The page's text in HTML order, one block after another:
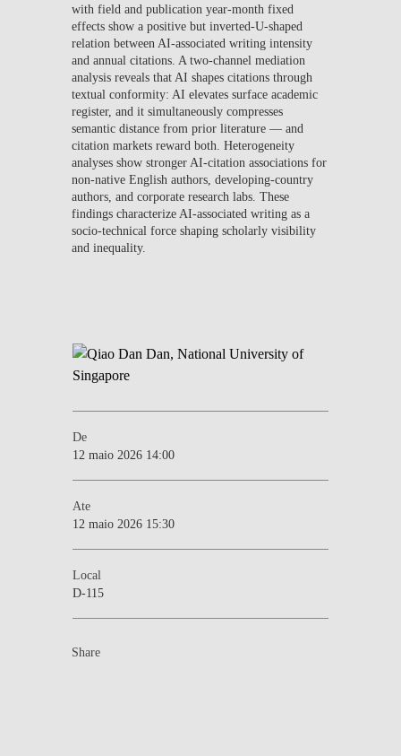
with field and publication year-month fixed
effects show a positive but inverted-U-shaped
relation between AI-associated writing intensity
and annual citations. A two-channel mediation
analysis reveals that AI shapes citations through
textual conformity: AI elevates surface academic
register, and it simultaneously compresses
semantic distance from prior literature — and
citation markets reward both. Heterogeneity
analyses show stronger AI-citation associations for
non-native English authors, developing-country
authors, and corporate research labs. These
findings characterize AI-associated writing as a
socio-technical force shaping scholarly visibility
and inequality.
De
12 maio 2026 14:00
Ate
12 maio 2026 15:30
Local
D-115
Share